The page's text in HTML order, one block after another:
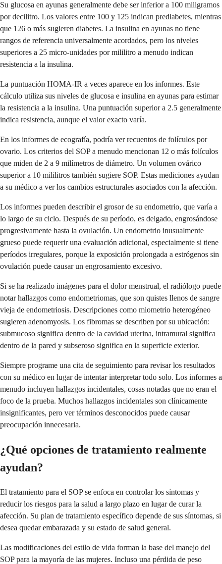
Su glucosa en ayunas generalmente debe ser inferior a 100 miligramos
por decilitro. Los valores entre 100 y 125 indican prediabetes, mientras
que 126 o más sugieren diabetes. La insulina en ayunas no tiene
rangos de referencia universalmente acordados, pero los niveles
superiores a 25 micro-unidades por mililitro a menudo indican
resistencia a la insulina.
La puntuación HOMA-IR a veces aparece en los informes. Este
cálculo utiliza sus niveles de glucosa e insulina en ayunas para estimar
la resistencia a la insulina. Una puntuación superior a 2.5 generalmente
indica resistencia, aunque el valor exacto varía.
En los informes de ecografía, podría ver recuentos de folículos por
ovario. Los criterios del SOP a menudo mencionan 12 o más folículos
que miden de 2 a 9 milímetros de diámetro. Un volumen ovárico
superior a 10 mililitros también sugiere SOP. Estas mediciones ayudan
a su médico a ver los cambios estructurales asociados con la afección.
Los informes pueden describir el grosor de su endometrio, que varía a
lo largo de su ciclo. Después de su período, es delgado, engrosándose
progresivamente hasta la ovulación. Un endometrio inusualmente
grueso puede requerir una evaluación adicional, especialmente si tiene
períodos irregulares, porque la exposición prolongada a estrógenos sin
ovulación puede causar un engrosamiento excesivo.
Si se ha realizado imágenes para el dolor menstrual, el radiólogo puede
notar hallazgos como endometriomas, que son quistes llenos de sangre
vieja de endometriosis. Descripciones como miometrio heterogéneo
sugieren adenomyosis. Los fibromas se describen por su ubicación:
submucoso significa dentro de la cavidad uterina, intramural significa
dentro de la pared y subseroso significa en la superficie exterior.
Siempre programe una cita de seguimiento para revisar los resultados
con su médico en lugar de intentar interpretar todo solo. Los informes a
menudo incluyen hallazgos incidentales, cosas notadas que no eran el
foco de la prueba. Muchos hallazgos incidentales son clínicamente
insignificantes, pero ver términos desconocidos puede causar
preocupación innecesaria.
¿Qué opciones de tratamiento realmente
ayudan?
El tratamiento para el SOP se enfoca en controlar los síntomas y
reducir los riesgos para la salud a largo plazo en lugar de curar la
afección. Su plan de tratamiento específico depende de sus síntomas, si
desea quedar embarazada y su estado de salud general.
Las modificaciones del estilo de vida forman la base del manejo del
SOP para la mayoría de las mujeres. Incluso una pérdida de peso